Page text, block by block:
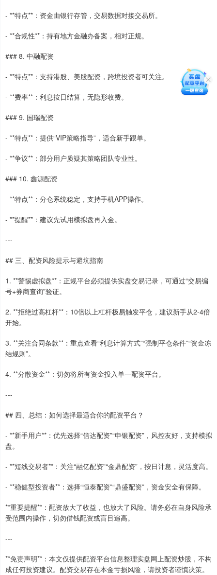
- **特点**：资金由银行存管，交易数据对接交易所。
- **合规性**：持有地方金融办备案，相对正规。
### 8. 中融配资
- **特点**：支持港股、美股配资，跨境投资者可关注。
- **费率**：利息按日结算，无隐形收费。
### 9. 国瑞配资
- **特点**：提供“VIP策略指导”，适合新手跟单。
- **争议**：部分用户质疑其策略团队专业性。
### 10. 鑫源配资
- **特点**：分仓系统稳定，支持手机APP操作。
- **提醒**：建议先试用模拟盘再入金。
---
## 三、配资风险提示与避坑指南
1. **警惕虚拟盘**：正规平台必须提供实盘交易记录，可通过“交易编
号+券商查询”验证。
2. **拒绝过高杠杆**：10倍以上杠杆极易触发平仓，建议新手从2-4倍
开始。
3. **关注合同条款**：重点查看“利息计算方式”“强制平仓条件”“资金冻
结规则”。
4. **分散资金**：切勿将所有资金投入单一配资平台。
---
## 四、总结：如何选择最适合你的配资平台？
- **新手用户**：优先选择“信达配资”“申银配资”，风控友好，支持模拟
盘。
- **短线交易者**：关注“融亿配资”“金鼎配资”，按日计息，灵活度高。
- **稳健型投资者**：选择“恒泰配资”“鼎盛配资”，资金安全有保障。
**重要提醒**：配资放大了收益，也放大了风险。请务必在自身风险承
受范围内操作，切勿借钱配资或盲目追高。
---
**免责声明**：本文仅提供配资平台信息整理实盘网上配资炒股，不构
成任何投资建议。配资交易存在本金亏损风险，请投资者谨慎决策。